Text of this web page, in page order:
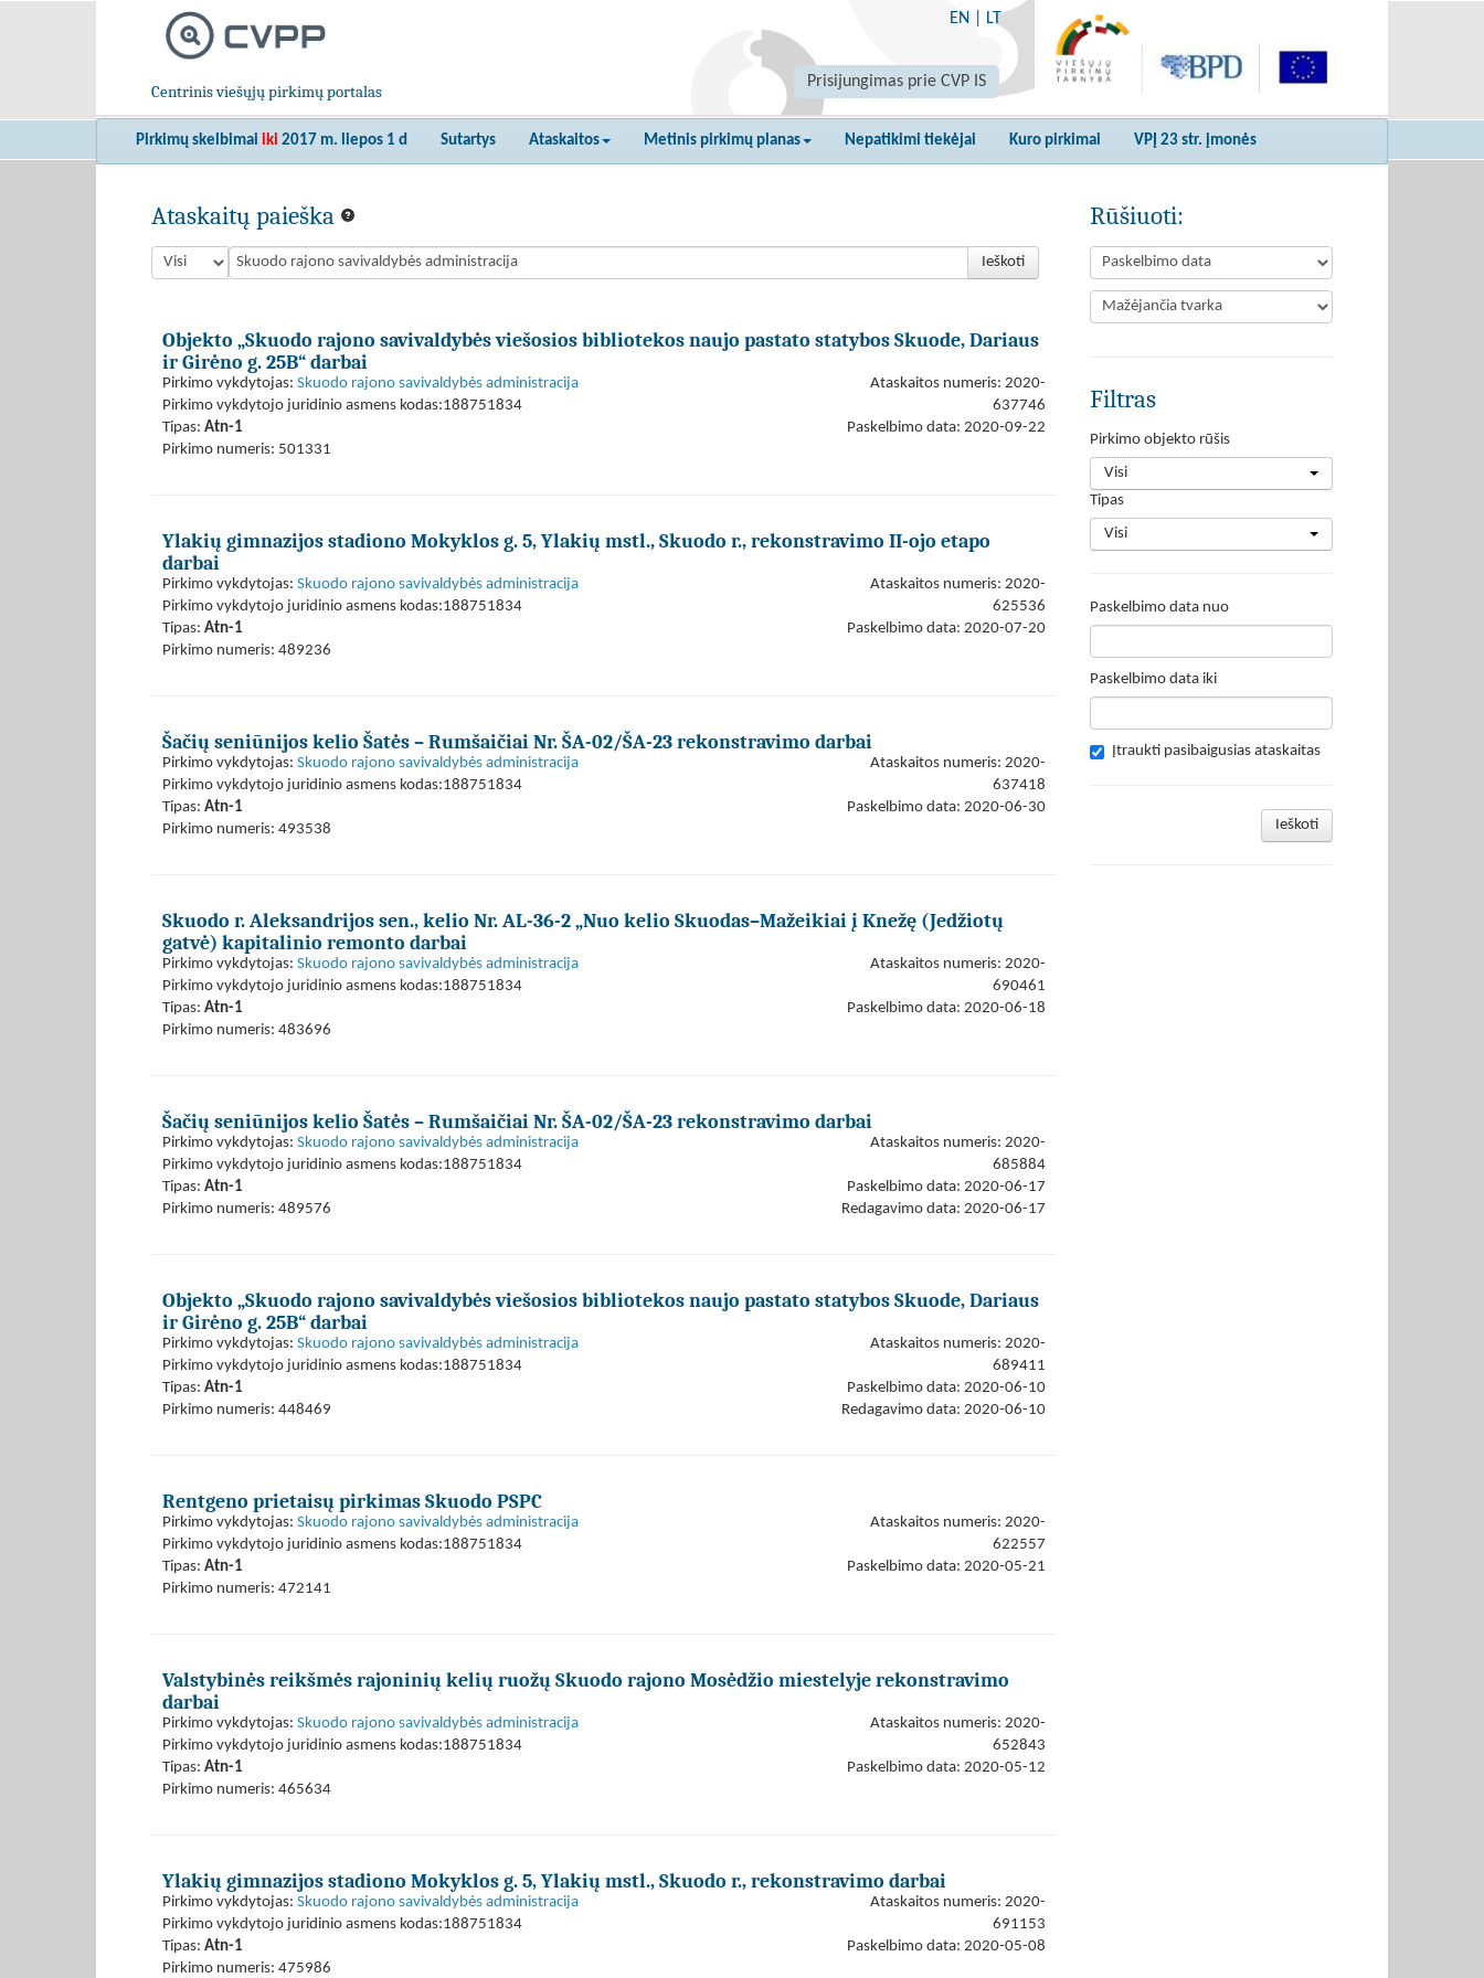
Centrinis viešųjų pirkimų portalas
EN LT
Prisijungimas prie CVP IS
Pirkimų skelbimai iki 2017 m. liepos 1 d Sutartys Ataskaitos Metinis pirkimų planas Nepatikimi tiekėjai Kuro pirkimai VPĮ 23 str. įmonės
Ataskaitų paieška
Ieškoti
Objekto „Skuodo rajono savivaldybės viešosios bibliotekos naujo pastato statybos Skuode, Dariaus
ir Girėno g. 25B“ darbai
Pirkimo vykdytojas: Skuodo rajono savivaldybės administracija
Pirkimo vykdytojo juridinio asmens kodas:188751834
Tipas: Atn-1
Pirkimo numeris: 501331
Ataskaitos numeris: 2020-
637746
Paskelbimo data: 2020-09-22
Ylakių gimnazijos stadiono Mokyklos g. 5, Ylakių mstl., Skuodo r., rekonstravimo II-ojo etapo
darbai
Pirkimo vykdytojas: Skuodo rajono savivaldybės administracija
Pirkimo vykdytojo juridinio asmens kodas:188751834
Tipas: Atn-1
Pirkimo numeris: 489236
Ataskaitos numeris: 2020-
625536
Paskelbimo data: 2020-07-20
Šačių seniūnijos kelio Šatės – Rumšaičiai Nr. ŠA-02/ŠA-23 rekonstravimo darbai
Pirkimo vykdytojas: Skuodo rajono savivaldybės administracija
Pirkimo vykdytojo juridinio asmens kodas:188751834
Tipas: Atn-1
Pirkimo numeris: 493538
Ataskaitos numeris: 2020-
637418
Paskelbimo data: 2020-06-30
Skuodo r. Aleksandrijos sen., kelio Nr. AL-36-2 „Nuo kelio Skuodas–Mažeikiai į Knežę (Jedžiotų
gatvė) kapitalinio remonto darbai
Pirkimo vykdytojas: Skuodo rajono savivaldybės administracija
Pirkimo vykdytojo juridinio asmens kodas:188751834
Tipas: Atn-1
Pirkimo numeris: 483696
Ataskaitos numeris: 2020-
690461
Paskelbimo data: 2020-06-18
Šačių seniūnijos kelio Šatės – Rumšaičiai Nr. ŠA-02/ŠA-23 rekonstravimo darbai
Pirkimo vykdytojas: Skuodo rajono savivaldybės administracija
Pirkimo vykdytojo juridinio asmens kodas:188751834
Tipas: Atn-1
Pirkimo numeris: 489576
Ataskaitos numeris: 2020-
685884
Paskelbimo data: 2020-06-17
Redagavimo data: 2020-06-17
Objekto „Skuodo rajono savivaldybės viešosios bibliotekos naujo pastato statybos Skuode, Dariaus
ir Girėno g. 25B“ darbai
Pirkimo vykdytojas: Skuodo rajono savivaldybės administracija
Pirkimo vykdytojo juridinio asmens kodas:188751834
Tipas: Atn-1
Pirkimo numeris: 448469
Ataskaitos numeris: 2020-
689411
Paskelbimo data: 2020-06-10
Redagavimo data: 2020-06-10
Rentgeno prietaisų pirkimas Skuodo PSPC
Pirkimo vykdytojas: Skuodo rajono savivaldybės administracija
Pirkimo vykdytojo juridinio asmens kodas:188751834
Tipas: Atn-1
Pirkimo numeris: 472141
Ataskaitos numeris: 2020-
622557
Paskelbimo data: 2020-05-21
Valstybinės reikšmės rajoninių kelių ruožų Skuodo rajono Mosėdžio miestelyje rekonstravimo
darbai
Pirkimo vykdytojas: Skuodo rajono savivaldybės administracija
Pirkimo vykdytojo juridinio asmens kodas:188751834
Tipas: Atn-1
Pirkimo numeris: 465634
Ataskaitos numeris: 2020-
652843
Paskelbimo data: 2020-05-12
Ylakių gimnazijos stadiono Mokyklos g. 5, Ylakių mstl., Skuodo r., rekonstravimo darbai
Pirkimo vykdytojas: Skuodo rajono savivaldybės administracija
Pirkimo vykdytojo juridinio asmens kodas:188751834
Tipas: Atn-1
Pirkimo numeris: 475986
Ataskaitos numeris: 2020-
691153
Paskelbimo data: 2020-05-08
Rūšiuoti:
Filtras
Pirkimo objekto rūšis
Visi
Tipas
Visi
Paskelbimo data nuo
Paskelbimo data iki
Įtraukti pasibaigusias ataskaitas
Ieškoti